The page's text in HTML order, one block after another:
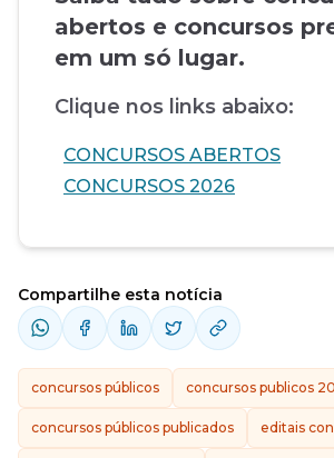
abertos e concursos
em um só lugar.
Clique nos links abaixo:
CONCURSOS ABERTOS
CONCURSOS 2026
Compartilhe esta notícia
concursos públicos concursos publicos
concursos públicos publicados editais